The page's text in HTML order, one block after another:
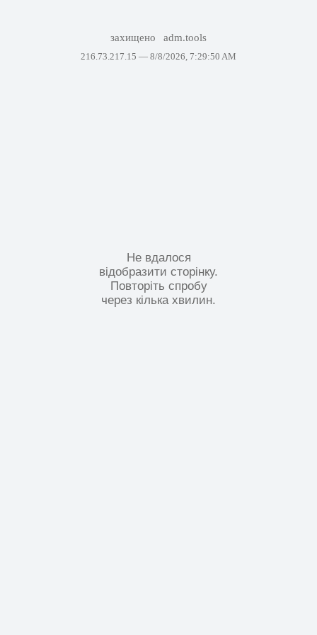
захищено adm.tools
216.73.217.15 — 8/8/2026, 7:29:50 AM
Не вдалося
відобразити сторінку.
Повторіть спробу
через кілька хвилин.